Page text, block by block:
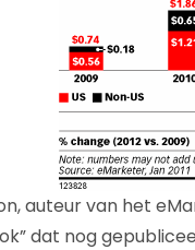
auteur van het
dat nog